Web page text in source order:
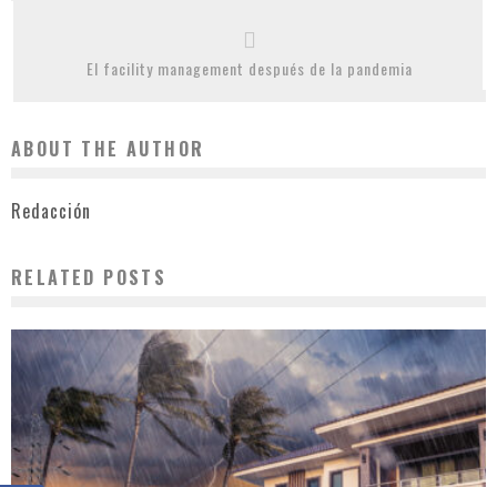
El facility management después de la pandemia
ABOUT THE AUTHOR
Redacción
RELATED POSTS